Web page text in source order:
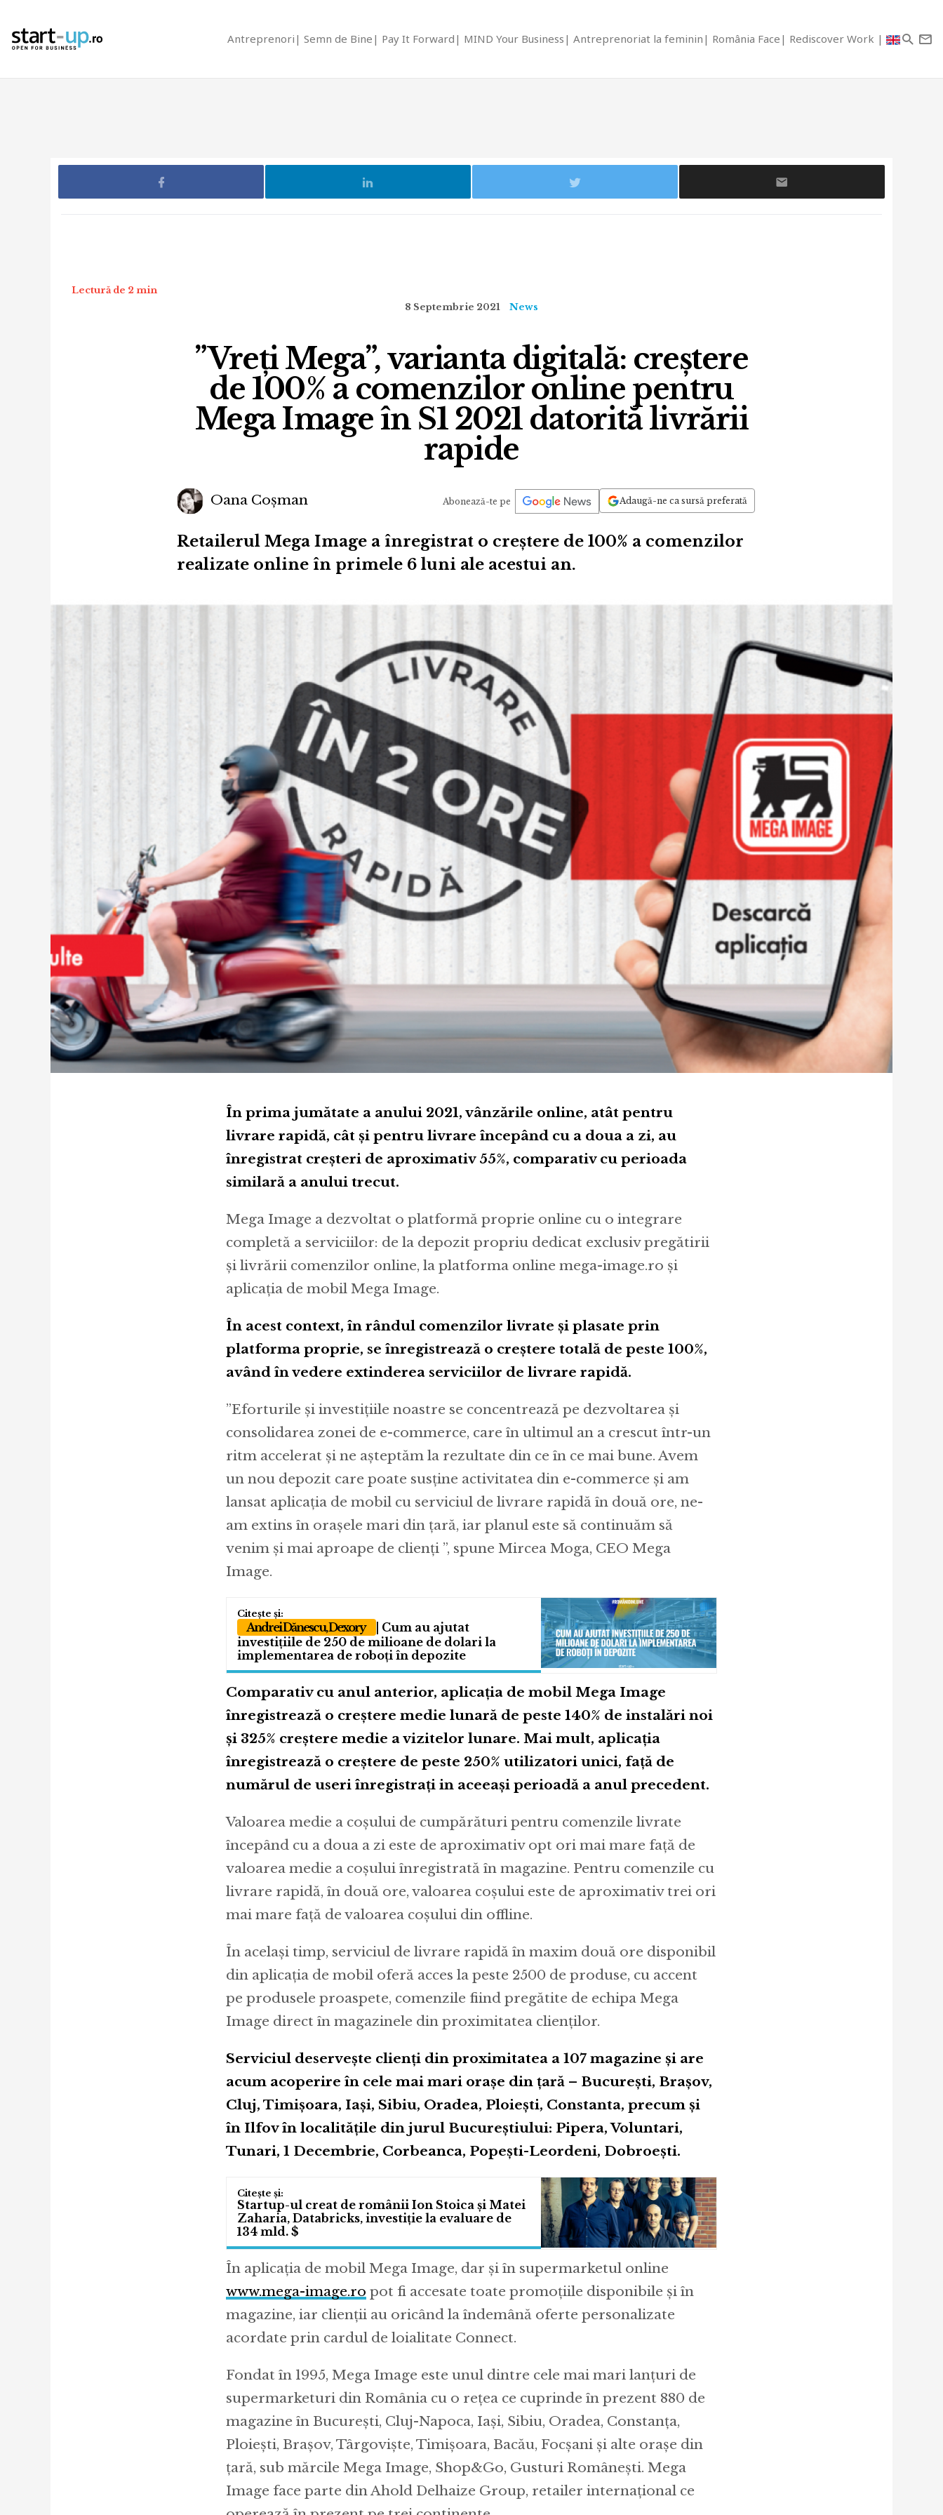
Antreprenori Semn de Bine Pay It Forward MIND Your Business Antreprenoriat la feminin România Face Rediscover Work
Lectură de 2 min
8 Septembrie 2021
News
”Vreți Mega”, varianta digitală: creștere
de 100% a comenzilor online pentru
Mega Image în S1 2021 datorită livrării
rapide
Oana Coșman Abonează-te pe Adaugă-ne ca sursă preferată
Retailerul Mega Image a înregistrat o creștere de 100% a comenzilor
realizate online în primele 6 luni ale acestui an.
În prima jumătate a anului 2021, vânzările online, atât pentru
livrare rapidă, cât și pentru livrare începând cu a doua a zi, au
înregistrat creșteri de aproximativ 55%, comparativ cu perioada
similară a anului trecut.
Mega Image a dezvoltat o platformă proprie online cu o integrare
completă a serviciilor: de la depozit propriu dedicat exclusiv pregătirii
și livrării comenzilor online, la platforma online mega-image.ro și
aplicația de mobil Mega Image.
În acest context, în rândul comenzilor livrate și plasate prin
platforma proprie, se înregistrează o creștere totală de peste 100%,
având în vedere extinderea serviciilor de livrare rapidă.
”Eforturile și investițiile noastre se concentrează pe dezvoltarea și
consolidarea zonei de e-commerce, care în ultimul an a crescut într-un
ritm accelerat și ne așteptăm la rezultate din ce în ce mai bune. Avem
un nou depozit care poate susține activitatea din e-commerce și am
lansat aplicaţia de mobil cu serviciul de livrare rapidă în două ore, ne-
am extins în oraşele mari din ţară, iar planul este să continuăm să
venim și mai aproape de clienți ”, spune Mircea Moga, CEO Mega
Image.
Andrei Dănescu, Dexory
| Cum au ajutat
investițiile de 250 de milioane de dolari la
implementarea de roboți în depozite
Comparativ cu anul anterior, aplicația de mobil Mega Image
înregistrează o creștere medie lunară de peste 140% de instalări noi
și 325% creștere medie a vizitelor lunare. Mai mult, aplicația
înregistrează o creștere de peste 250% utilizatori unici, față de
numărul de useri înregistrați in aceeași perioadă a anul precedent.
Valoarea medie a coșului de cumpărături pentru comenzile livrate
începând cu a doua a zi este de aproximativ opt ori mai mare față de
valoarea medie a coșului înregistrată în magazine. Pentru comenzile cu
livrare rapidă, în două ore, valoarea coșului este de aproximativ trei ori
mai mare față de valoarea coșului din offline.
În același timp, serviciul de livrare rapidă în maxim două ore disponibil
din aplicația de mobil oferă acces la peste 2500 de produse, cu accent
pe produsele proaspete, comenzile fiind pregătite de echipa Mega
Image direct în magazinele din proximitatea clienților.
Serviciul deservește clienți din proximitatea a 107 magazine și are
acum acoperire în cele mai mari orașe din țară – București, Brașov,
Cluj, Timișoara, Iași, Sibiu, Oradea, Ploiești, Constanta, precum și
în Ilfov în localitățile din jurul Bucureștiului: Pipera, Voluntari,
Tunari, 1 Decembrie, Corbeanca, Popești-Leordeni, Dobroești.
Startup-ul creat de românii Ion Stoica și Matei
Zaharia, Databricks, investiție la evaluare de
134 mld. $
În aplicația de mobil Mega Image, dar și în supermarketul online
www.mega-image.ro pot fi accesate toate promoțiile disponibile și în
magazine, iar clienții au oricând la îndemână oferte personalizate
acordate prin cardul de loialitate Connect.
Fondat în 1995, Mega Image este unul dintre cele mai mari lanțuri de
supermarketuri din România cu o reţea ce cuprinde în prezent 880 de
magazine în Bucureşti, Cluj-Napoca, Iași, Sibiu, Oradea, Constanţa,
Ploieşti, Braşov, Târgovişte, Timișoara, Bacău, Focșani şi alte oraşe din
ţară, sub mărcile Mega Image, Shop&Go, Gusturi Românești. Mega
Image face parte din Ahold Delhaize Group, retailer internaţional ce